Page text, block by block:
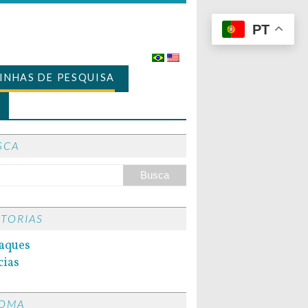
DE PESQUISA
PT